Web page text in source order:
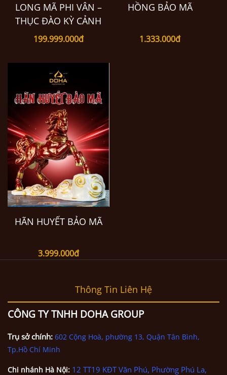
LONG MÃ PHI VÂN –
THỤC ĐÀO KỲ CẢNH
199.999.000đ
HỒNG BẢO MÃ
1.333.000đ
HÃN HUYẾT BẢO MÃ
3.999.000đ
Thông Tin Liên Hệ
CÔNG TY TNHH DOHA GROUP
Trụ sở chính: 602 Cộng Hoà, phường 13, Quận Tân Bình,
Tp.Hồ Chí Minh
Chi nhánh Hà Nội: 12 TT19 KĐT Văn Phú, Phường Phú La,